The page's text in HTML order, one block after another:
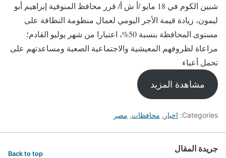
شبين الكوم في 18 مايو /أ ش أ/ قرر محافظ المنوفية إبراهيم أبو
ليمون، زيادة قيمة الأجر اليومي لعمال منظومة النظافة على
مستوى المحافظة بنسبة 50%، اعتبارا من شهر يوليو القادم؛
مراعاة لظروفهم المعيشية والاجتماعية الصعبة ومساعدتهم على
تحمل أعباء
مشاهدة المزيد
Categories: اخبار , محافظات, مصر
جريدة المقال Back to top